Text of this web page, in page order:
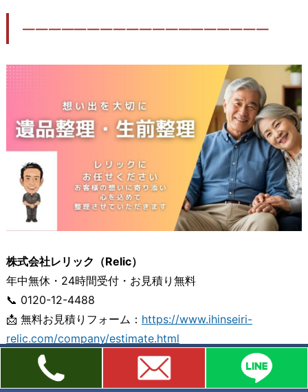
―――――――――――――――――――
株式会社レリック（Relic）
年中無休・24時間受付・お見積り無料
📞 0120-12-4488
📩 無料お見積りフォーム： https://www.ihinseiri-
relic.com/company/estimate.html
💬 LINEで写真送信簡単お見積り：
https://line.me/R/ti/p/@337fgkdd